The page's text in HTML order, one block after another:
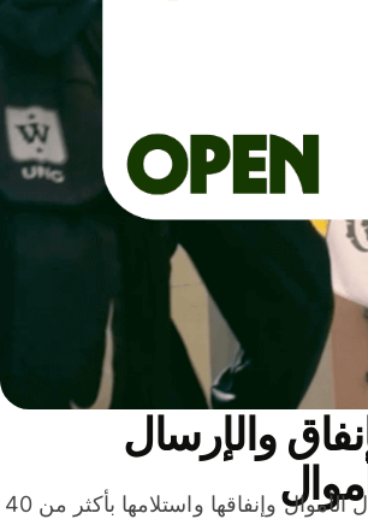
والإرسال
وفّر المال عند إرسال الأموال وإنفاقها واستلامها بأكثر من 40